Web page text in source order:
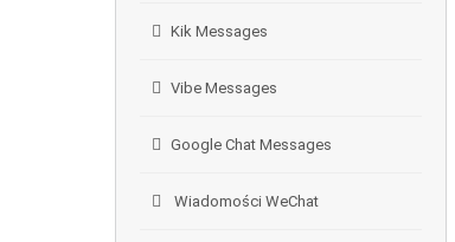
Kik Messages
Vibe Messages
Google Chat Messages
Wiadomości WeChat